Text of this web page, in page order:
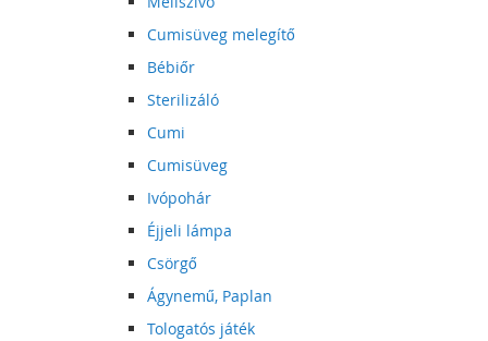
Cumisüveg melegítő
Bébiőr
Sterilizáló
Cumi
Cumisüveg
Ivópohár
Éjjeli lámpa
Csörgő
Ágynemű, Paplan
Tologatós játék